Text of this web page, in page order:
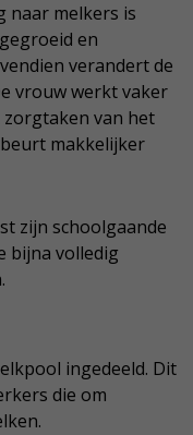
naar melkers is
en
verandert de
vrouw werkt vaker
van het
makkelijker
zijn schoolgaande
bijna volledig
ingedeeld. Dit
die om